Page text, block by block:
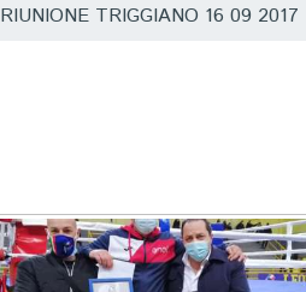
RIUNIONE TRIGGIANO 16 09 2017